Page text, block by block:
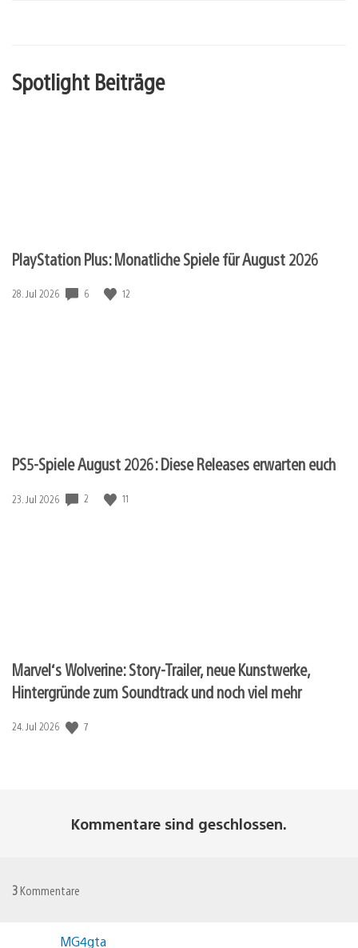
Spotlight Beiträge
PlayStation Plus: Monatliche Spiele für August 2026
Veröffentlichungsdatum:
28. Jul 2026 6 12
PS5-Spiele August 2026: Diese Releases erwarten euch
Veröffentlichungsdatum:
23. Jul 2026 2 11
Marvel‘s Wolverine: Story-Trailer, neue Kunstwerke,
Hintergründe zum Soundtrack und noch viel mehr
Veröffentlichungsdatum:
24. Jul 2026 7
Kommentare sind geschlossen.
3 Kommentare
MG4gta